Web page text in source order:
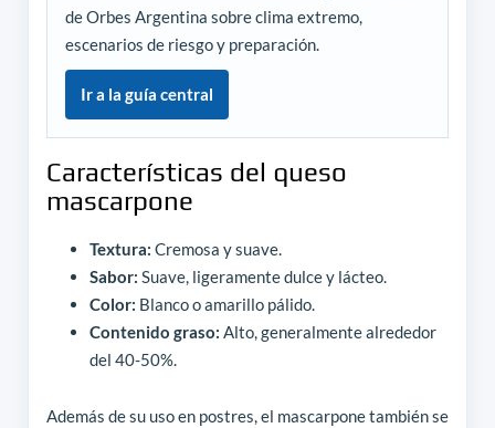
de Orbes Argentina sobre clima extremo,
escenarios de riesgo y preparación.
Ir a la guía central
Características del queso
mascarpone
Textura: Cremosa y suave.
Sabor: Suave, ligeramente dulce y lácteo.
Color: Blanco o amarillo pálido.
Contenido graso: Alto, generalmente alrededor
del 40-50%.
Además de su uso en postres, el mascarpone también se